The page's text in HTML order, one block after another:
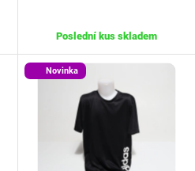
Poslední kus skladem
Novinka